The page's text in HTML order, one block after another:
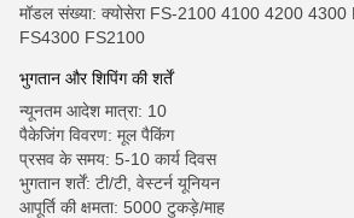
मॉडल संख्या: क्योसेरा FS-2100 4100 4200
FS4300 FS2100
भुगतान और शिपिंग की शर्तें
न्यूनतम आदेश मात्रा: 10
पैकेजिंग विवरण: मूल पैकिंग
प्रसव के समय: 5-10 कार्य दिवस
भुगतान शर्तें: टी/टी, वेस्टर्न यूनियन
आपूर्ति की क्षमता: 5000 टुकड़े/माह